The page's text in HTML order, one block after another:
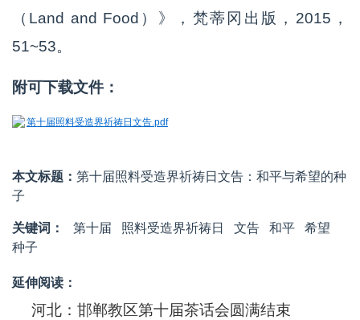
（Land and Food）》，梵蒂冈出版，2015，
51~53。
附可下载文件：
第十届照料受造界祈祷日文告.pdf
本文标题： 第十届照料受造界祈祷日文告：和平与希望的种
子
关键词： 第十届 照料受造界祈祷日 文告 和平
希望
种子
延伸阅读：
河北：邯郸教区第十届茶话会圆满结束